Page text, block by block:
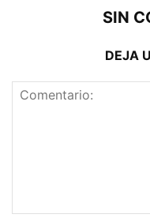
SIN
DEJA